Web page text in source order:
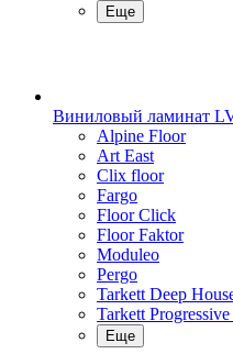
Еще
Виниловый ламинат
Alpine Floor
Art East
Clix floor
Fargo
Floor Click
Floor Faktor
Moduleo
Pergo
Tarkett Deep
Tarkett
Еще